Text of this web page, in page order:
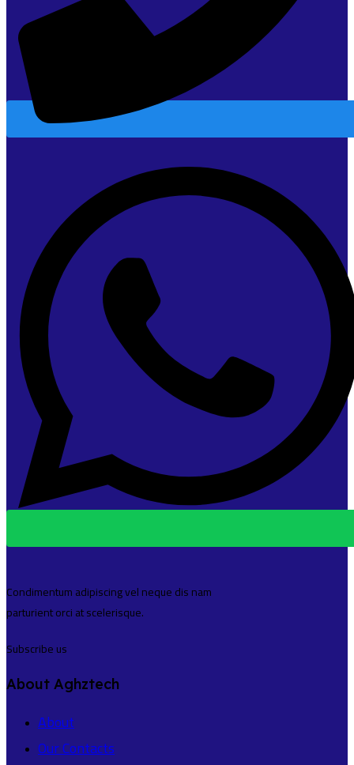
Condimentum adipiscing vel neque dis nam
parturient orci at scelerisque.
Subscribe us
About Aghztech
About
Our Contacts